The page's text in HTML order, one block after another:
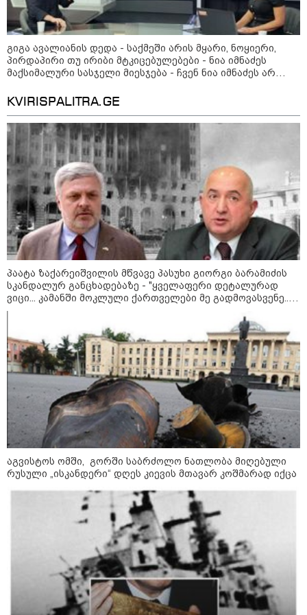
21:30 / 07-08-2026
თბილისში, ლოზუნგით
„გვახსოვს გმირები, გვახსოვს
მტერი” მსვლელობა
მიმდინარეობს
20:58 / 07-08-2026
"იპოვონ ერთი გოგონა, ვისაც
გიგა სექსუალურად ავიწროებდა
- თუ გამოჩნდება ასეთი
გოგონა, 10 000 ლარს
ოფიციალურად, სახალხოდ
გადავცემ" - გიგა ავალიანის
დედა განცხადებას ავრცელებს
18:21 / 07-08-2026
"ვიდეოს ნახვა ჩემთვის იყო
სიკვდილი - ისეთი ხმა აქვს,
თითქოს ეხვეწება, ცუდად არის"
- 12 წლის წინ გაუჩინარებული
ბიჭის დედა გავრცელებულ
ვიდეოზე პირველ კომენტარს
აკეთებს
კატეგორიის ყველა სიახლე
პაატა ზაქარეიშვილის მწვავე
პასუხი გიორგი ბარამიძის
სკანდალურ განცხადებაზე -
"ყველაფერი დეტალურად ვიცი...
კამანში მოკლული ქართველები მე
ტყუის"
აგვისტოს ომში, გორში
საბრძოლო ნათლობა მიღებული
რუსული „ისკანდერი“ დღეს კიევის
მთავარ კოშმარად იქცა
კრეისერ "ედინბურგის" საიდუმლო:
როგორ იპოვეს 40 წლის შემდეგ 5
ტონა "სტალინის ოქრო"
გიგა ავალიანის დედა - საქმეში არის მყარი, ნოყიერი,
პირდაპირი თუ ირიბი მტკიცებულებები - ნია იმნაძეს
მაქსიმალური სასჯელი მიესჯება - ჩვენ ნია იმნაძეს არ
დაკვეთაა, ჩვენ ვამბობთ, წაქეზებას, მანიპულირებას
KVIRISPALITRA.GE
პაატა ზაქარეიშვილის მწვავე პასუხი გიორგი ბარამიძის
სკანდალურ განცხადებაზე - "ყველაფერი დეტალურად
ვიცი... კამანში მოკლული ქართველები მე გადმოვასვენე...
ბარამიძე კი ტყუის"
აგვისტოს ომში, გორში საბრძოლო ნათლობა მიღებული
რუსული „ისკანდერი“ დღეს კიევის მთავარ კოშმარად იქცა